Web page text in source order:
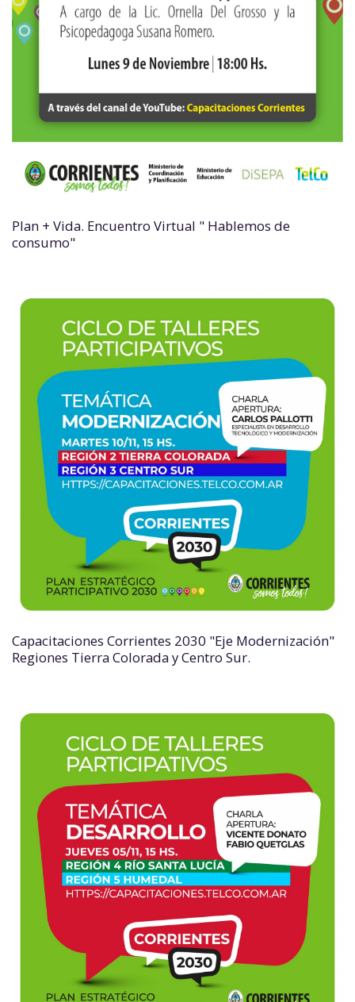
Plan + Vida. Encuentro Virtual " Hablemos de
consumo"
Capacitaciones Corrientes 2030 "Eje Modernización"
Regiones Tierra Colorada y Centro Sur.